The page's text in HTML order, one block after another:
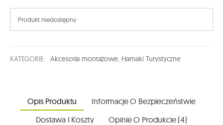
Produkt niedostępny
KATEGORIE: Akcesoria montażowe, Hamaki Turystyczne
Opis Produktu
Informacje O Bezpieczeństwie
Dostawa I Koszty
Opinie O Produkcie (4)